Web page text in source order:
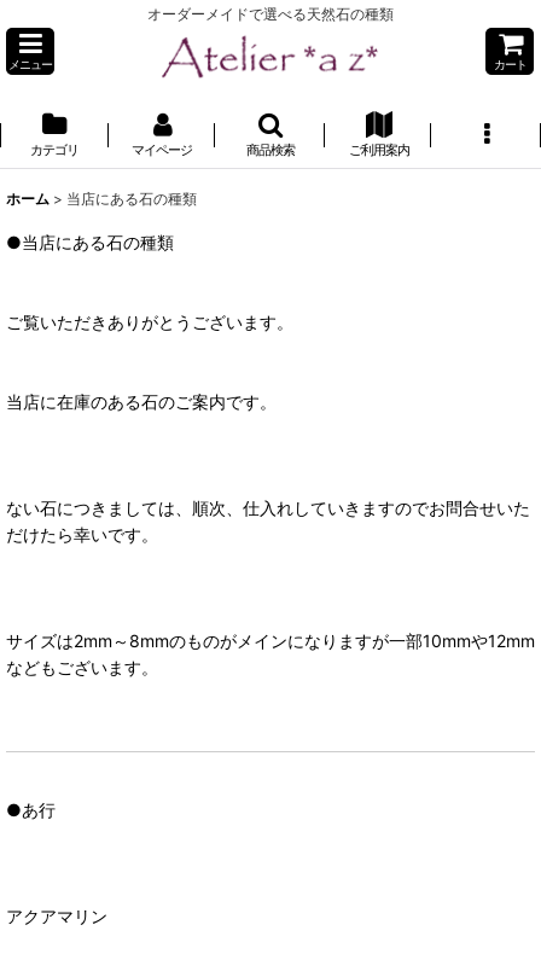
オーダーメイドで選べる天然石の種類
メニュー カート
カテゴリ マイページ 商品検索 ご利用案内
ホーム > 当店にある石の種類
●当店にある石の種類
ご覧いただきありがとうございます。
当店に在庫のある石のご案内です。
ない石につきましては、順次、仕入れしていきますのでお問合せいた
だけたら幸いです。
サイズは2mm～8mmのものがメインになりますが一部10mmや12mm
などもございます。
●あ行
アクアマリン